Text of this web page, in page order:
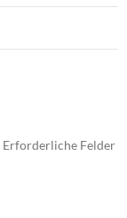
Erforderliche Felder